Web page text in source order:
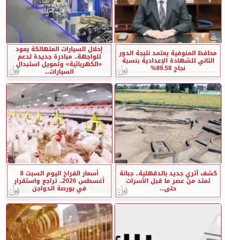
محافظ المنوفية يعتمد نتيجة الدور
الثاني للشهادة الإعدادية بنسبة
نجاح 89.58%
إحلال السيارات المتهالكة يعود
للواجهة.. مبادرة جديدة لدعم
«الكهربائية» وتمويل استبدال
السيارات...
كشف أثري جديد بالدقهلية.. جبانة
تمتد من عصر ما قبل الأسرات
حتى...
أسعار الفراخ اليوم السبت 8
أغسطس 2026.. تراجع واستقرار
في بورصة الدواجن